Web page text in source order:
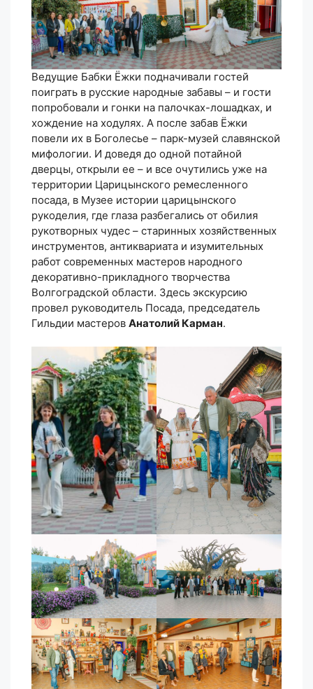
Ведущие Бабки Ёжки подначивали гостей
поиграть в русские народные забавы – и гости
попробовали и гонки на палочках-лошадках, и
хождение на ходулях. А после забав Ёжки
повели их в Боголесье – парк-музей славянской
мифологии. И доведя до одной потайной
дверцы, открыли ее – и все очутились уже на
территории Царицынского ремесленного
посада, в Музее истории царицынского
рукоделия, где глаза разбегались от обилия
рукотворных чудес – старинных хозяйственных
инструментов, антиквариата и изумительных
работ современных мастеров народного
декоративно-прикладного творчества
Волгоградской области. Здесь экскурсию
провел руководитель Посада, председатель
Гильдии мастеров Анатолий Карман.